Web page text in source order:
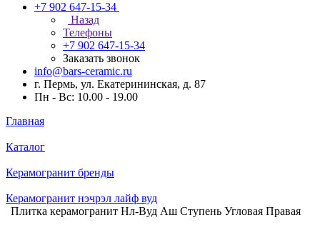
+7 902 647-15-34
Назад
Телефоны
+7 902 647-15-34
Заказать звонок
info@bars-ceramic.ru
г. Пермь, ул. Екатерининская, д. 87
Пн - Вс: 10.00 - 19.00
Главная
Каталог
Керамогранит бренды
Керамогранит нэчрэл лайф вуд
Плитка керамогранит Нл-Вуд Аш Ступень Угловая Правая